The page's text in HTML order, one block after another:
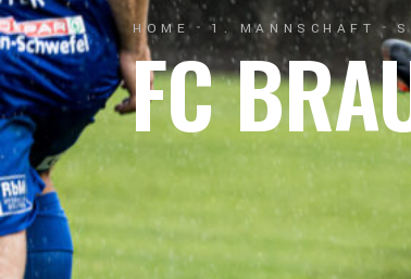
Junkerau
HOME 1. MANNSCHAFT
FC